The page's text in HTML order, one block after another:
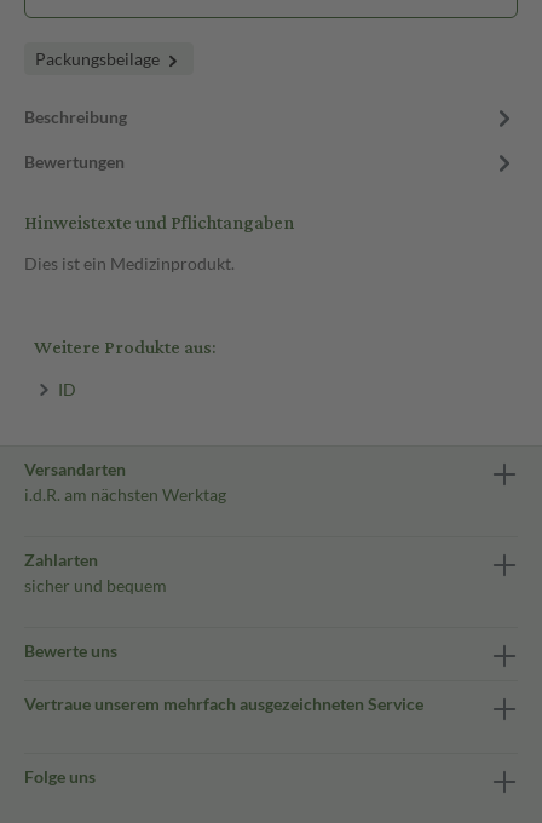
Packungsbeilage
Beschreibung
Bewertungen
Hinweistexte und Pflichtangaben
Dies ist ein Medizinprodukt.
Weitere Produkte aus:
ID
Versandarten
i.d.R. am nächsten Werktag
Zahlarten
sicher und bequem
Bewerte uns
Vertraue unserem mehrfach ausgezeichneten Service
Folge uns